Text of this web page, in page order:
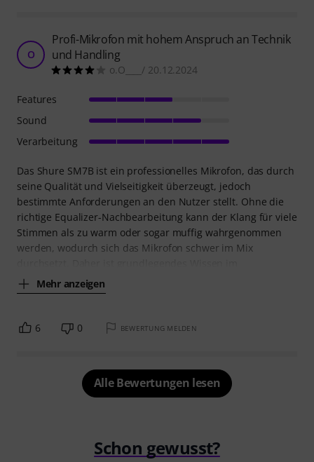
O
Profi-Mikrofon mit hohem Anspruch an Technik
und Handling
o.O____/ 20.12.2024
Das Shure SM7B ist ein professionelles Mikrofon, das durch
seine Qualität und Vielseitigkeit überzeugt, jedoch
bestimmte Anforderungen an den Nutzer stellt. Ohne die
richtige Equalizer-Nachbearbeitung kann der Klang für viele
Stimmen als zu warm oder sogar muffig wahrgenommen
werden, wodurch sich das Mikrofon schwer im Mix
Mehr anzeigen
Features
Sound
Verarbeitung
6 0 BEWERTUNG MELDEN
Alle Bewertungen lesen
Schon gewusst?